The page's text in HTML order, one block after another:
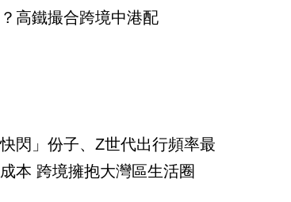
高鐵撮合跨境中港配
閃」份子、Z世代出行頻率最
本 跨境擁抱大灣區生活圈